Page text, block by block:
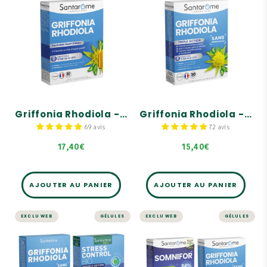
Griffonia Rhodiola - 20 ampoules
69 avis
17,40€
STRESS ET MÉMOIRE
Griffonia
Rhodiola - 20
ampoules
Formule associant le
Griffonia titré en 5-HTTP,
un acide aminé rare, et la
Rhodiola.
améliorant l'activité
l'impact négatif du stress
sur l'organisme.
AJOUTER AU PANIER
Griffonia Rhodiola - 30 gélules
72 avis
15,40€
STRESS ET MÉMOIRE
Griffonia
Rhodiola - 30
gélules
La seule gélule associant
les 2 ingrédients anti-
déprime
2 plantes adaptogènes
Etat d'esprit positif &
calme et sérénité
AJOUTER AU PANIER
EXCLU WEB GÉLULES
STRESS ET MÉMOIRE
EXCLU WEB GÉLULES
Pack Nuit Calme
- Gélules